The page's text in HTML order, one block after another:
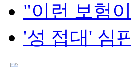
"이런 보험
'성 접대' 심